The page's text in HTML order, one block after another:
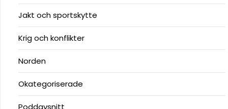
Jakt och sportskytte
Krig och konflikter
Norden
Okategoriserade
Poddavsnitt